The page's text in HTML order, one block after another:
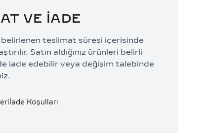
VE İADE
teslimat süresi içerisinde
Satın aldığınız ürünleri belirli
iade edebilir veya değişim talebinde
İade Koşulları